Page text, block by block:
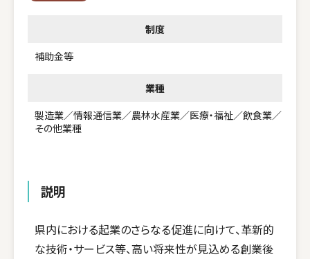
制度
補助金等
業種
製造業／情報通信業／農林水産業／医療・福祉／飲食業／
その他業種
説明
県内における起業のさらなる促進に向けて、革新的
な技術・サービス等、高い将来性が見込める創業後